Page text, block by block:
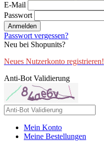
E-Mail
Passwort
Anmelden
Passwort vergessen?
Neu bei Shopunits?
Neues Nutzerkonto registrieren!
Anti-Bot Validierung
Mein Konto
Meine Bestellungen